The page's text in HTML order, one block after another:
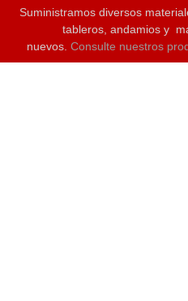
Suministramos diversos
tableros, andamios y
nuevos. Consulte nuestros